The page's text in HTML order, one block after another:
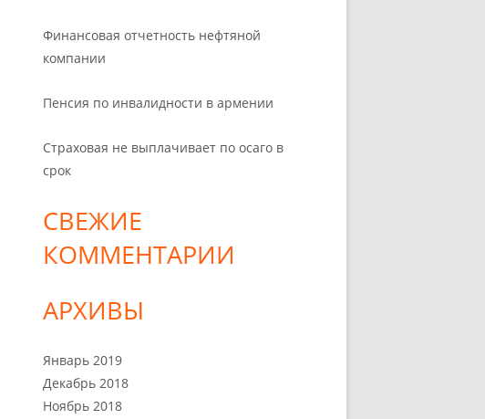
Финансовая отчетность нефтяной
компании
Пенсия по инвалидности в армении
Страховая не выплачивает по осаго в
срок
СВЕЖИЕ
КОММЕНТАРИИ
АРХИВЫ
Январь 2019
Декабрь 2018
Ноябрь 2018